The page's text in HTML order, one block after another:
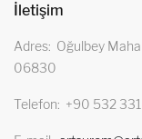
İletişim
Adres Oğulbey
06830
Telefon +90 532